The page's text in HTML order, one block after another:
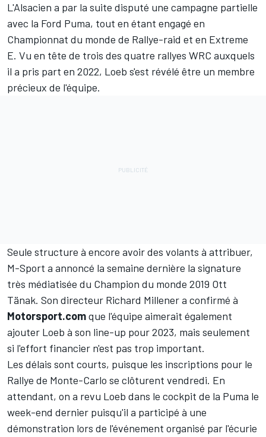
L'Alsacien a par la suite disputé une campagne partielle
avec la Ford Puma, tout en étant engagé en
Championnat du monde de Rallye-raid et en Extreme
E. Vu en tête de trois des quatre rallyes WRC auxquels
il a pris part en 2022, Loeb s'est révélé être un membre
précieux de l'équipe.
Seule structure à encore avoir des volants à attribuer,
M-Sport a annoncé la semaine dernière la signature
très médiatisée du Champion du monde 2019 Ott
Tänak. Son directeur Richard Millener a confirmé à
Motorsport.comque l'équipe aimerait également
ajouter Loeb à son line-up pour 2023, mais seulement
si l'effort financier n'est pas trop important.
Les délais sont courts, puisque les inscriptions pour le
Rallye de Monte-Carlo se clôturent vendredi. En
attendant, on a revu Loeb dans le cockpit de la Puma le
week-end dernier puisqu'il a participé à une
démonstration lors de l'événement organisé par l'écurie